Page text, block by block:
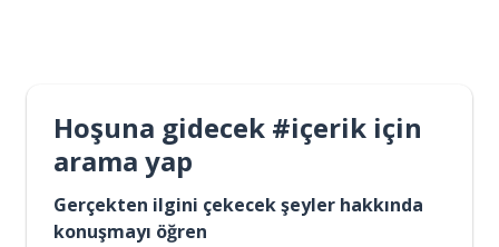
Hoşuna gidecek #içerik için
arama yap
Gerçekten ilgini çekecek şeyler hakkında
konuşmayı öğren